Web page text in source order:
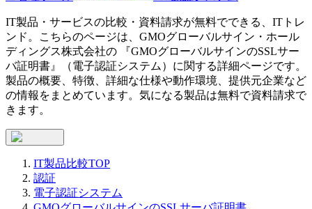
IT製品・サービスの比較・資料請求が無料でできる、ITトレ
ンド。こちらのページは、 GMOグローバルサイン・ホール
ディングス株式会社の 『GMOグローバルサインのSSLサー
バ証明書 』（電子認証システム ）に関する詳細ページです。
製品の概要、特徴、詳細な仕様や動作環境、提供元企業など
の情報をまとめています。気になる製品は無料で資料請求で
きます。
IT製品比較TOP
認証
電子認証システム